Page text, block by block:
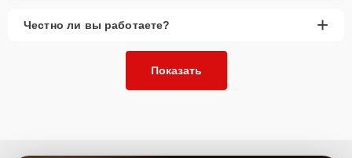
Честно ли вы работаете? +
Показать